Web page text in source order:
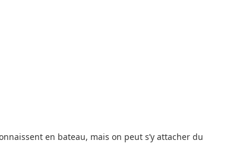
en bateau, mais on peut s’y attacher du